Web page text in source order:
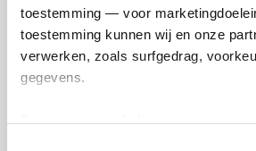
toestemming — voor
toestemming kunnen wij en onze
verwerken, zoals surfgedrag,
gegevens.